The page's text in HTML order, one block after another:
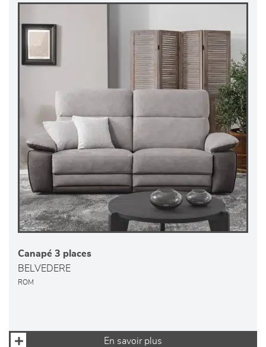
Canapé 3 places
BELVEDERE
ROM
En savoir plus